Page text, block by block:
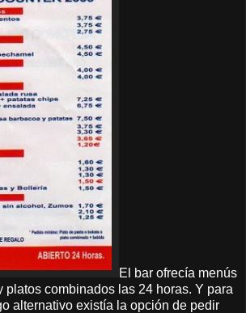
El bar ofrecía menús
platos combinados las 24 horas. Y para
alternativo existía la opción de pedir